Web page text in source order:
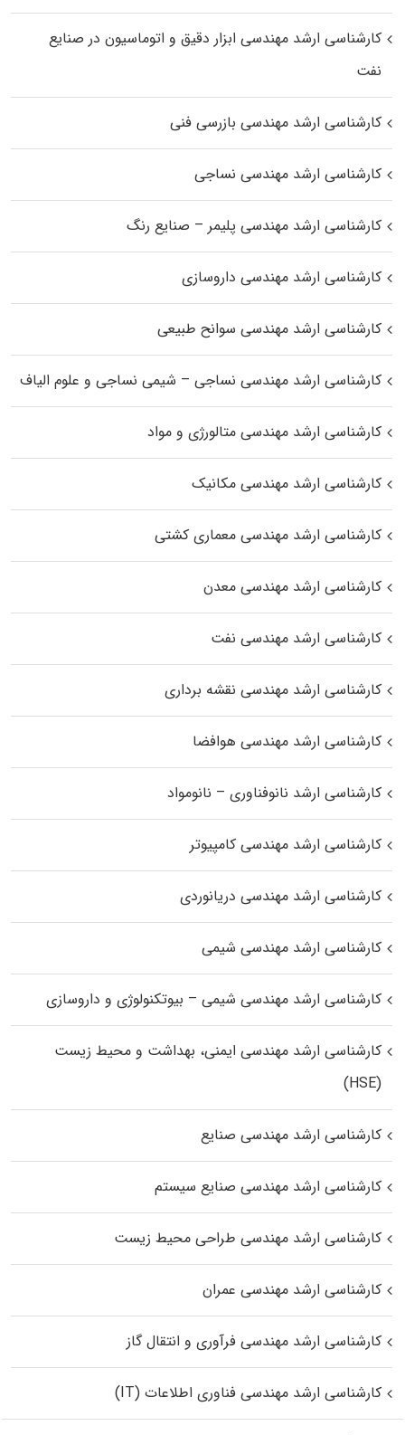
کارشناسی ارشد مهندسی ابزار دقیق و اتوماسیون در صنایع
نفت
کارشناسی ارشد مهندسی بازرسی فنی
کارشناسی ارشد مهندسی نساجی
کارشناسی ارشد مهندسی پلیمر – صنایع رنگ
کارشناسی ارشد مهندسی داروسازی
کارشناسی ارشد مهندسی سوانح طبیعی
کارشناسی ارشد مهندسی نساجی – شیمی نساجی و علوم الیاف
کارشناسی ارشد مهندسی متالورژی و مواد
کارشناسی ارشد مهندسی مکانیک
کارشناسی ارشد مهندسی معماری کشتی
کارشناسی ارشد مهندسی معدن
کارشناسی ارشد مهندسی نفت
کارشناسی ارشد مهندسی نقشه برداری
کارشناسی ارشد مهندسی هوافضا
کارشناسی ارشد نانوفناوری – نانومواد
کارشناسی ارشد مهندسی کامپیوتر
کارشناسی ارشد مهندسی دریانوردی
کارشناسی ارشد مهندسی شیمی
کارشناسی ارشد مهندسی شیمی – بیوتکنولوژی و داروسازی
کارشناسی ارشد مهندسی ایمنی، بهداشت و محیط زیست
(HSE)
کارشناسی ارشد مهندسی صنایع
کارشناسی ارشد مهندسی صنایع سیستم
کارشناسی ارشد مهندسی طراحی محیط زیست
کارشناسی ارشد مهندسی عمران
کارشناسی ارشد مهندسی فرآوری و انتقال گاز
کارشناسی ارشد مهندسی فناوری اطلاعات (IT)